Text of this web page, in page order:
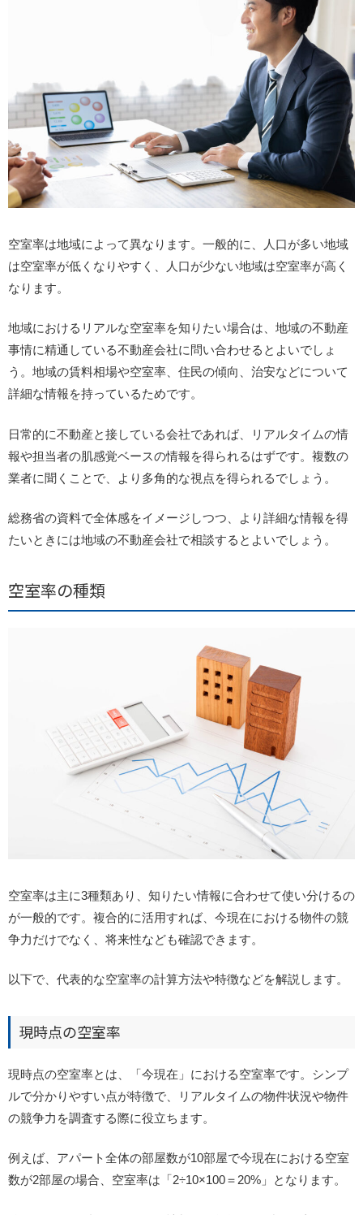
空室率は地域によって異なります。一般的に、人口が多い地域
は空室率が低くなりやすく、人口が少ない地域は空室率が高く
なります。
地域におけるリアルな空室率を知りたい場合は、地域の不動産
事情に精通している不動産会社に問い合わせるとよいでしょ
う。地域の賃料相場や空室率、住民の傾向、治安などについて
詳細な情報を持っているためです。
日常的に不動産と接している会社であれば、リアルタイムの情
報や担当者の肌感覚ベースの情報を得られるはずです。複数の
業者に聞くことで、より多角的な視点を得られるでしょう。
総務省の資料で全体感をイメージしつつ、より詳細な情報を得
たいときには地域の不動産会社で相談するとよいでしょう。
空室率の種類
空室率は主に3種類あり、知りたい情報に合わせて使い分けるの
が一般的です。複合的に活用すれば、今現在における物件の競
争力だけでなく、将来性なども確認できます。
以下で、代表的な空室率の計算方法や特徴などを解説します。
現時点の空室率
現時点の空室率とは、「今現在」における空室率です。シンプ
ルで分かりやすい点が特徴で、リアルタイムの物件状況や物件
の競争力を調査する際に役立ちます。
例えば、アパート全体の部屋数が10部屋で今現在における空室
数が2部屋の場合、空室率は「2÷10×100＝20%」となります。